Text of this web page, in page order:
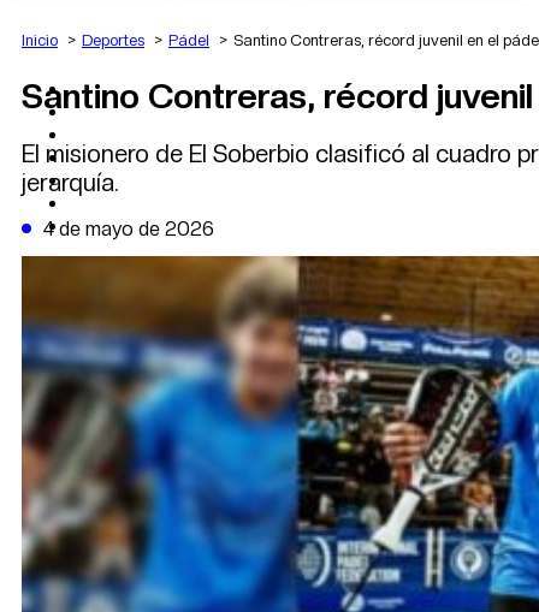
AGRO
DEPORTES
POLÍTICA
CAMBIO CLIMÁTICO
DATA FIRME
DE LA TRIBUNA TV
Inicio Deportes Pádel Santino Contreras, récord juvenil en el
Santino Contreras, récord
El misionero de El Soberbio clasificó al cuadro
jerarquía.
4 de mayo de 2026